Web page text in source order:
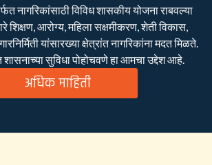
नागरिकांसाठी विविध शासकीय योजना राबवल्या
शिक्षण, आरोग्य, महिला सक्षमीकरण, शेती विकास,
यांसारख्या क्षेत्रांत नागरिकांना मदत मिळते.
सुविधा पोहोचवणे हा आमचा उद्देश आहे.
अधिक माहिती